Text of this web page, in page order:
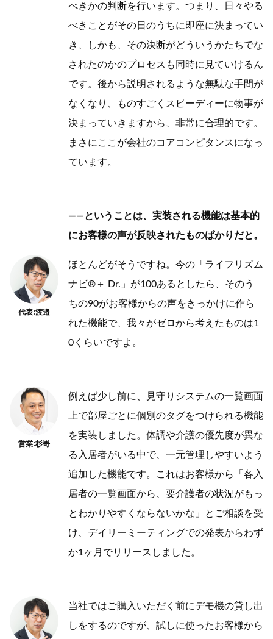
べきかの判断を行います。つまり、日々やる
べきことがその日のうちに即座に決まってい
き、しかも、その決断がどういうかたちでな
されたのかのプロセスも同時に見ていけるん
です。後から説明されるような無駄な手間が
なくなり、ものすごくスピーディーに物事が
決まっていきますから、非常に合理的です。
まさにここが会社のコアコンピタンスになっ
ています。
——ということは、実装される機能は基本的
にお客様の声が反映されたものばかりだと。
代表:渡邉
ほとんどがそうですね。今の「ライフリズム
ナビ®＋ Dr.」が100あるとしたら、そのう
ちの90がお客様からの声をきっかけに作ら
れた機能で、我々がゼロから考えたものは1
0くらいですよ。
営業:杉嵜
例えば少し前に、見守りシステムの一覧画面
上で部屋ごとに個別のタグをつけられる機能
を実装しました。体調や介護の優先度が異な
る入居者がいる中で、一元管理しやすいよう
追加した機能です。これはお客様から「各入
居者の一覧画面から、要介護者の状況がもっ
とわかりやすくならないかな」とご相談を受
け、デイリーミーティングでの発表からわず
か1ヶ月でリリースしました。
当社ではご購入いただく前にデモ機の貸し出
しをするのですが、試しに使ったお客様から